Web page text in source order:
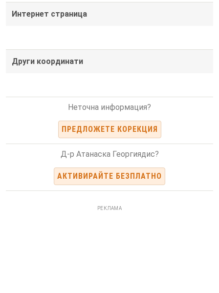
Интернет страница
Други координати
Неточна информация?
ПРЕДЛОЖЕТЕ КОРЕКЦИЯ
Д-р Атанаска Георгиядис?
АКТИВИРАЙТЕ БЕЗПЛАТНО
РЕКЛАМА